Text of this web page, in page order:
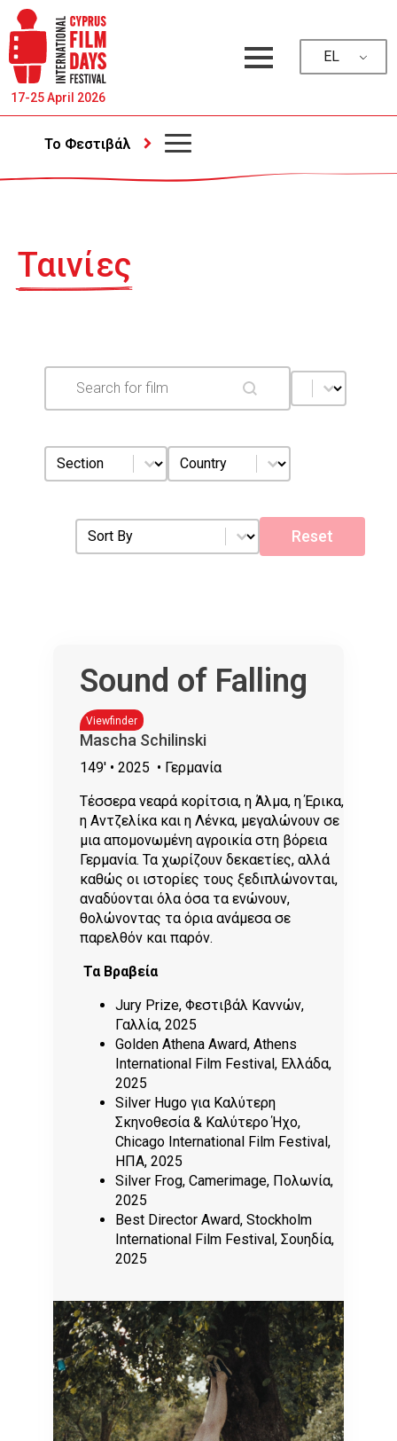
17-25 April 2026
EL
Το Φεστιβάλ
Ταινίες
Edition
Select content
Section
Select content Country
Select content
Sort by
Sort content Reset
Sound of Falling
Viewfinder
Mascha Schilinski
149' • 2025 • Γερμανία
Τέσσερα νεαρά κορίτσια, η Άλμα, η Έρικα,
η Αντζελίκα και η Λένκα, μεγαλώνουν σε
μια απομονωμένη αγροικία στη βόρεια
Γερμανία. Τα χωρίζουν δεκαετίες, αλλά
καθώς οι ιστορίες τους ξεδιπλώνονται,
αναδύονται όλα όσα τα ενώνουν,
θολώνοντας τα όρια ανάμεσα σε
παρελθόν και παρόν.
Τα Βραβεία
Jury Prize, Φεστιβάλ Καννών,
Γαλλία, 2025
Golden Athena Award, Athens
International Film Festival, Ελλάδα,
2025
Silver Hugo για Καλύτερη
Σκηνοθεσία & Καλύτερο Ήχο,
Chicago International Film Festival,
ΗΠΑ, 2025
Silver Frog, Camerimage, Πολωνία,
2025
Best Director Award, Stockholm
International Film Festival, Σουηδία,
2025